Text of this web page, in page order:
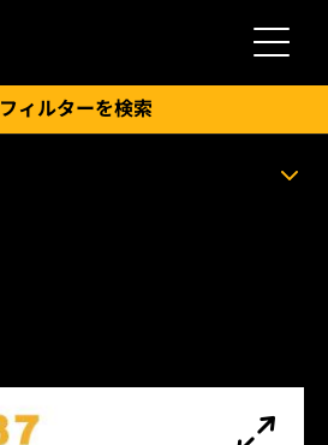
切り替え
フィルターを検索